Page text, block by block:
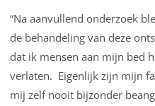
“Na aanvullend onderzoek
de behandeling van deze
dat ik mensen aan mijn bed
verlaten. Eigenlijk zijn mijn
mij zelf nooit bijzonder